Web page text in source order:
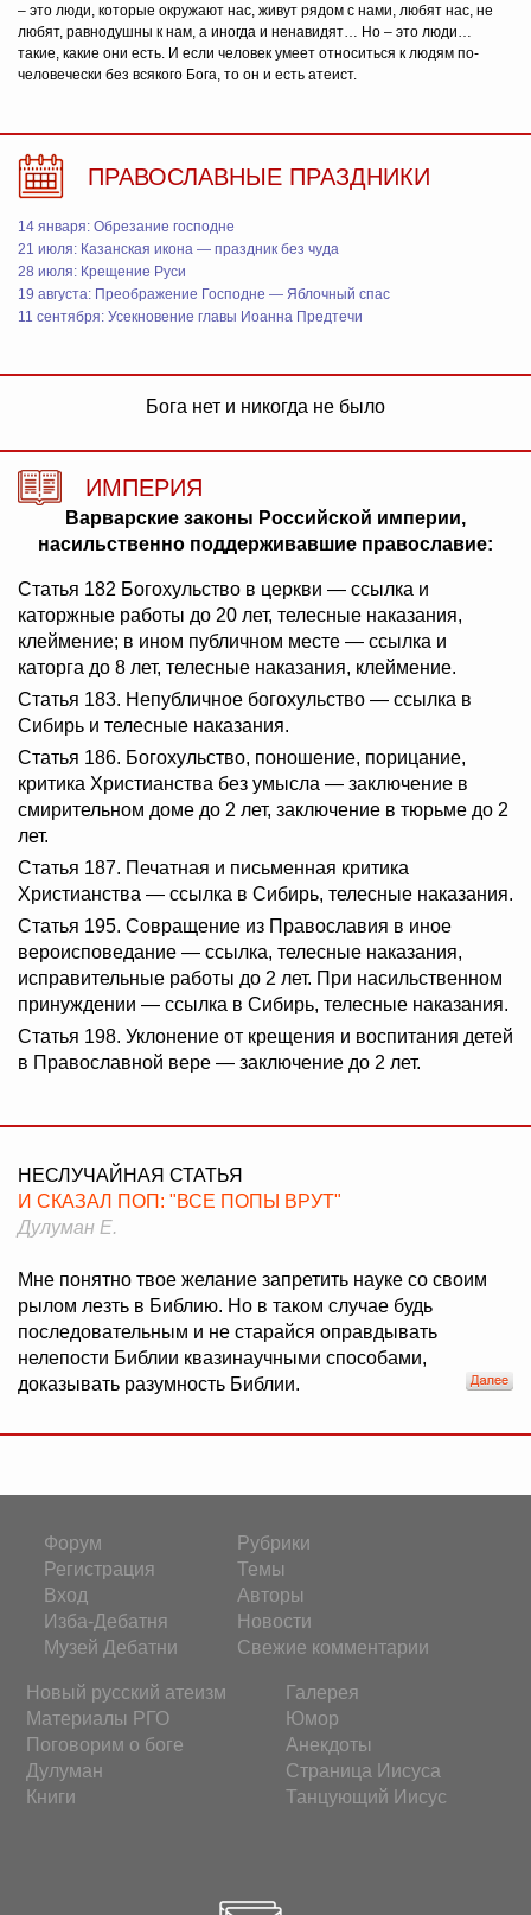
– это люди, которые окружают нас, живут рядом с нами, любят нас, не
любят, равнодушны к нам, а иногда и ненавидят… Но – это люди…
такие, какие они есть. И если человек умеет относиться к людям по-
человечески без всякого Бога, то он и есть атеист.
ПРАВОСЛАВНЫЕ ПРАЗДНИКИ
14 января: Обрезание господне
21 июля: Казанская икона — праздник без чуда
28 июля: Крещение Руси
19 августа: Преображение Господне — Яблочный спас
11 сентября: Усекновение главы Иоанна Предтечи
Бога нет и никогда не было
ИМПЕРИЯ
Варварские законы Российской империи,
насильственно поддерживавшие православие:
Статья 182 Богохульство в церкви — ссылка и
каторжные работы до 20 лет, телесные наказания,
клеймение; в ином публичном месте — ссылка и
каторга до 8 лет, телесные наказания, клеймение.
Статья 183. Непубличное богохульство — ссылка в
Сибирь и телесные наказания.
Статья 186. Богохульство, поношение, порицание,
критика Христианства без умысла — заключение в
смирительном доме до 2 лет, заключение в тюрьме до 2
лет.
Статья 187. Печатная и письменная критика
Христианства — ссылка в Сибирь, телесные наказания.
Статья 195. Совращение из Православия в иное
вероисповедание — ссылка, телесные наказания,
исправительные работы до 2 лет. При насильственном
принуждении — ссылка в Сибирь, телесные наказания.
Статья 198. Уклонение от крещения и воспитания детей
в Православной вере — заключение до 2 лет.
НЕСЛУЧАЙНАЯ СТАТЬЯ
И СКАЗАЛ ПОП: "ВСЕ ПОПЫ ВРУТ"
Дулуман Е.
Мне понятно твое желание запретить науке со своим
рылом лезть в Библию. Но в таком случае будь
последовательным и не старайся оправдывать
нелепости Библии квазинаучными способами,
доказывать разумность Библии.
Форум
Регистрация
Вход
Изба-Дебатня
Музей Дебатни
Рубрики
Темы
Авторы
Новости
Свежие комментарии
Новый русский атеизм
Материалы РГО
Поговорим о боге
Дулуман
Книги
Галерея
Юмор
Анекдоты
Страница Иисуса
Танцующий Иисус